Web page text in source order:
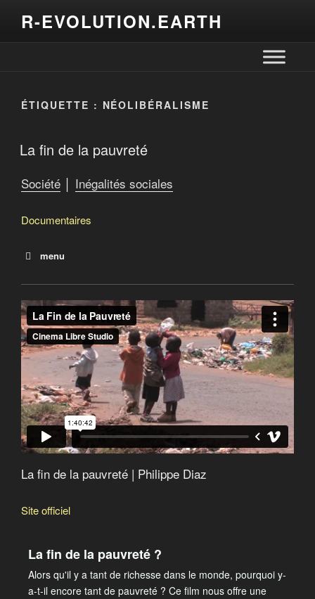
R-EVOLUTION.EARTH
ÉTIQUETTE : NÉOLIBÉRALISME
La fin de la pauvreté
Société │ Inégalités sociales
Documentaires
menu
Nauffragés des villes
Pauvres de nous
La fin de la pauvreté
La fin de la pauvreté | Philippe Diaz
Site officiel
La fin de la pauvreté ?
Alors qu'il y a tant de richesse dans le monde, pourquoi y-
a-t-il encore tant de pauvreté ? Ce film nous offre une